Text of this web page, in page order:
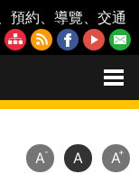
、預約 、導覽 、交通
A- A A+